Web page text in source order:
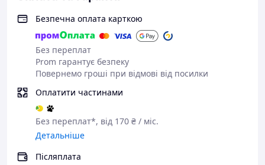
Безпечна оплата карткою
Без переплат
Prom гарантує безпеку
Повернемо гроші при відмові від посилки
Оплатити частинами
Без переплат*, від 170 ₴ / міс.
Детальніше
Післяплата